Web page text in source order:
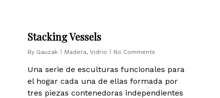
Stacking Vessels
By Gauzak Madera,Vidrio No Comments
Una serie de esculturas funcionales para
el hogar cada una de ellas formada por
tres piezas contenedoras independientes